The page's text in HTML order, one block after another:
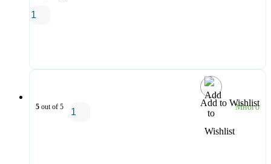
Add to Wishlist
5 out of 5 Много